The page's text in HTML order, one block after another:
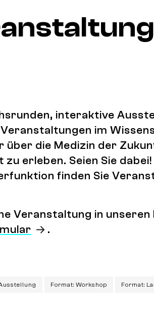
interaktive
im
über die Medizin der
erleben. Seien Sie
finden Sie
Veranstaltung in
.
Format: Workshop Format: